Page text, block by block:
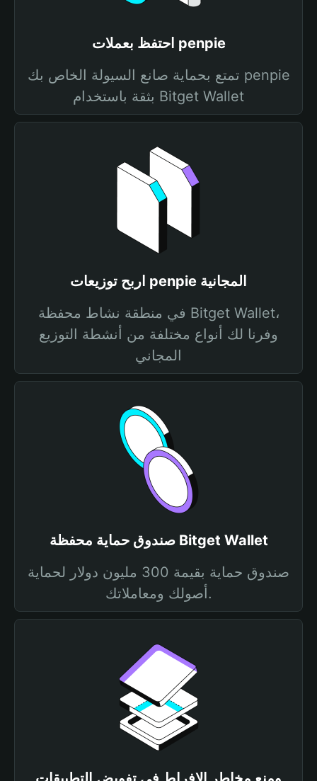
احتفظ بعملات penpie
تمتع بحماية صانع السيولة الخاص بك penpie
بثقة باستخدام Bitget Wallet
اربح توزيعات penpie المجانية
في منطقة نشاط محفظة Bitget Wallet،
وفرنا لك أنواع مختلفة من أنشطة التوزيع
المجاني
صندوق حماية محفظة Bitget Wallet
صندوق حماية بقيمة 300 مليون دولار لحماية
أصولك ومعاملاتك.